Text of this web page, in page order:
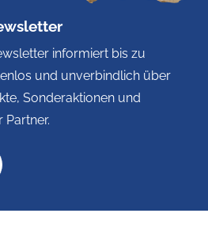
informiert bis zu
und unverbindlich über
Sonderaktionen und
Partner.